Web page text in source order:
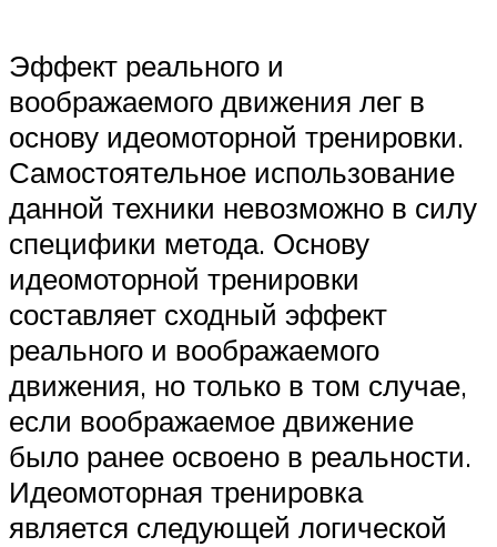
Эффект реального и
воображаемого движения лег в
основу идеомоторной тренировки.
Самостоятельное использование
данной техники невозможно в силу
специфики метода. Основу
идеомоторной тренировки
составляет сходный эффект
реального и воображаемого
движения, но только в том случае,
если воображаемое движение
было ранее освоено в реальности.
Идеомоторная тренировка
является следующей логической